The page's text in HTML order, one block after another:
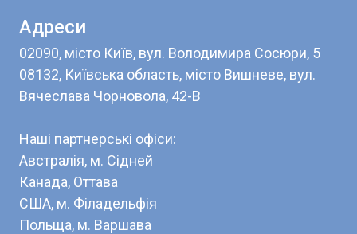
Адреси
02090, місто Київ, вул. Володимира Сосюри, 5
08132, Київська область, місто Вишневе, вул.
Вячеслава Чорновола, 42-В
Наші партнерські офіси:
Австралія, м. Сідней
Канада, Оттава
США, м. Філадельфія
Польща, м. Варшава